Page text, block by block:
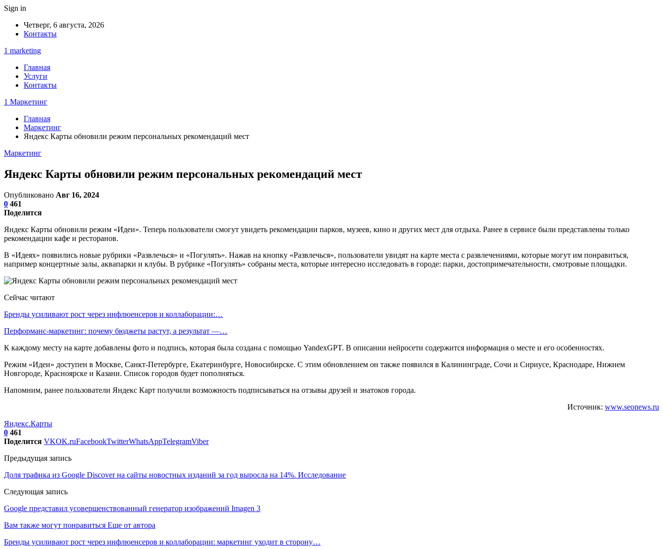
Sign in
Четверг, 6 августа, 2026
Контакты
1 marketing
Главная
Услуги
Контакты
1 Маркетинг
Главная
Маркетинг
Яндекс Карты обновили режим персональных рекомендаций мест
Маркетинг
Яндекс Карты обновили режим персональных рекомендаций мест
Опубликовано Авг 16, 2024
0 461
Поделится
Яндекс Карты обновили режим «Идеи». Теперь пользователи смогут увидеть рекомендации парков, музеев, кино и других мест для отдыха. Ранее в сервисе были представлены только
рекомендации кафе и ресторанов.
В «Идеях» появились новые рубрики «Развлечься» и «Погулять». Нажав на кнопку «Развлечься», пользователи увидят на карте места с развлечениями, которые могут им понравиться,
например концертные залы, аквапарки и клубы. В рубрике «Погулять» собраны места, которые интересно исследовать в городе: парки, достопримечательности, смотровые площадки.
Сейчас читают
Бренды усиливают рост через инфлюенсеров и коллаборации:…
Перформанс-маркетинг: почему бюджеты растут, а результат —…
К каждому месту на карте добавлены фото и подпись, которая была создана с помощью YandexGPT. В описании нейросети содержится информация о месте и его особенностях.
Режим «Идеи» доступен в Москве, Санкт-Петербурге, Екатеринбурге, Новосибирске. С этим обновлением он также появился в Калининграде, Сочи и Сириусе, Краснодаре, Нижнем
Новгороде, Красноярске и Казани. Список городов будет пополняться.
Напомним, ранее пользователи Яндекс Карт получили возможность подписываться на отзывы друзей и знатоков города.
Источник: www.seonews.ru
Яндекс.Карты
0 461
Поделится VKOK.ruFacebookTwitterWhatsAppTelegramViber
Предыдущая запись
Доля трафика из Google Discover на сайты новостных изданий за год выросла на 14%. Исследование
Следующая запись
Google представил усовершенствованный генератор изображений Imagen 3
Вам также могут понравиться Еще от автора
Бренды усиливают рост через инфлюенсеров и коллаборации: маркетинг уходит в сторону…